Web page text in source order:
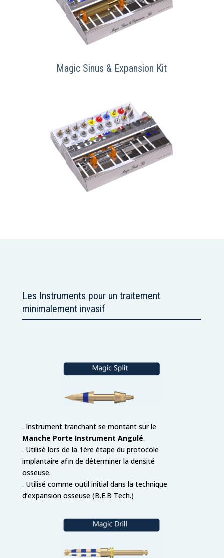
Magic Sinus & Expansion Kit
Les Instruments pour un traitement
minimalement invasif
. Instrument tranchant se montant sur le
Manche Porte Instrument Angulé.
. Utilisé lors de la 1ère étape du protocole
implantaire afin de déterminer la densité
osseuse.
. Utilisé comme outil initial dans la technique
d’expansion osseuse (B.E.B Tech.)